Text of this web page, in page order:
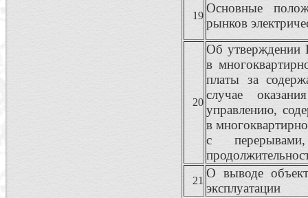
19
Основные
рынков
20
Об утверждении
в
платы за
случае
управлению,
в
с
21
О выводе
эксплуатации